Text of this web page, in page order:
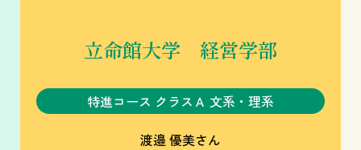
立命館大学 経営学部
特進コース クラスＡ 文系・理系
渡邉 優美さん